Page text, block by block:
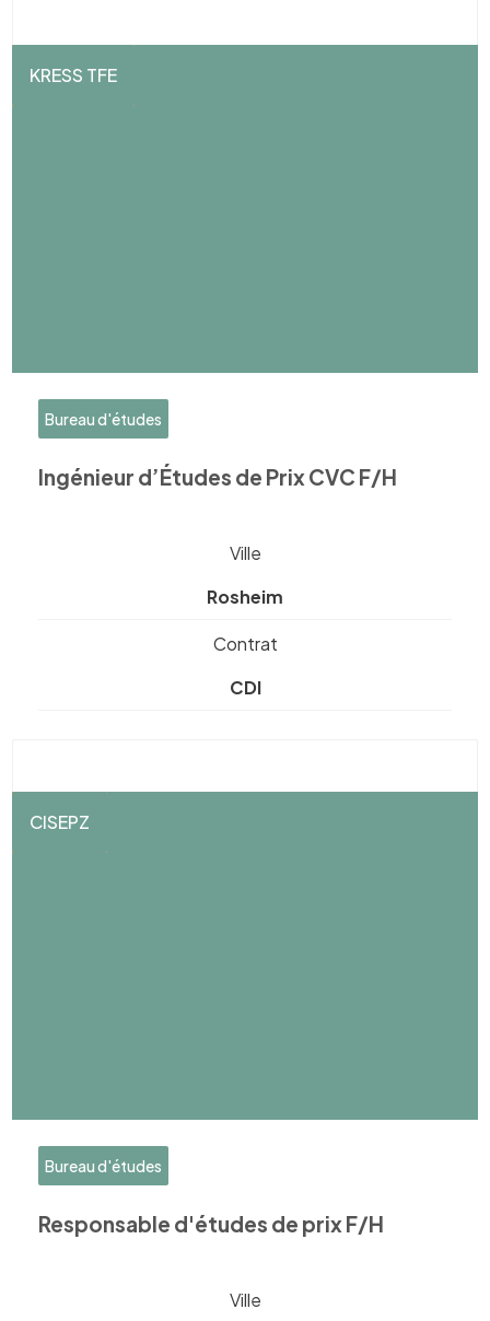
KRESS TFE
Bureau d'études
Ingénieur d’Études de Prix CVC F/H
Ville
Rosheim
Contrat
CDI
CISEPZ
Bureau d'études
Responsable d'études de prix F/H
Ville